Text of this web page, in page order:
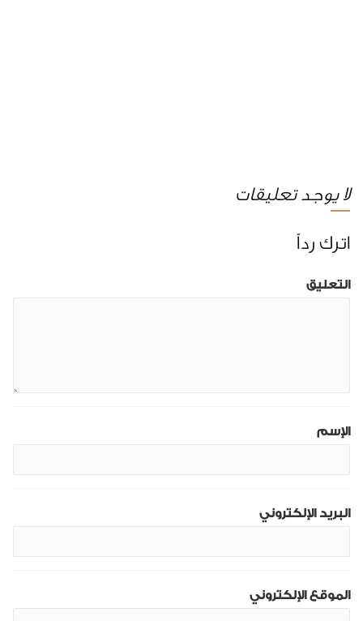
لا يوجد تعليقات
اترك رداً
التعليق
الإسم
البريد الإلكتروني
الموقع الإلكتروني